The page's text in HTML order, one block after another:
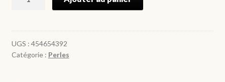
en
bois,
peintes
UGS : 454654392
Catégorie : Perles